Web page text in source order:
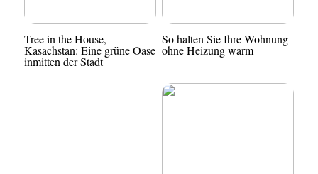
Tree in the House,
Kasachstan: Eine grüne Oase
inmitten der Stadt
So halten Sie Ihre Wohnung
ohne Heizung warm